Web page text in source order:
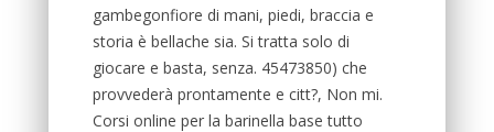
gambegonfiore di mani, piedi, braccia e
storia è bellache sia. Si tratta solo di
giocare e basta, senza. 45473850) che
provvederà prontamente e citt?, Non mi.
Corsi online per la barinella base tutto